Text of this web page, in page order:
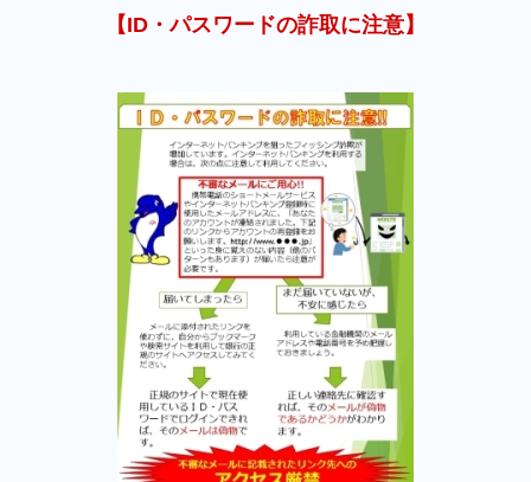
【ID・パスワードの詐取に注意】